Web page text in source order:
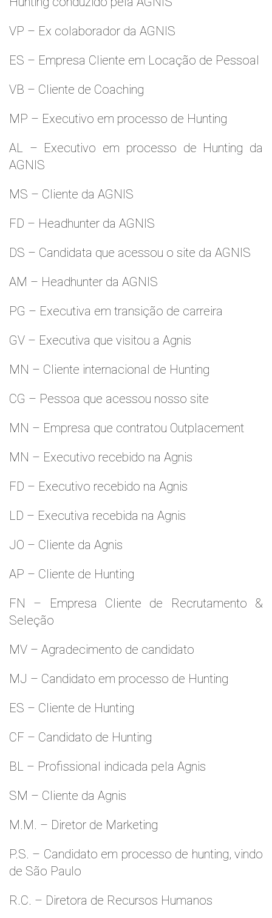
VP – Ex colaborador da AGNIS
ES – Empresa Cliente em Locação de Pessoal
VB – Cliente de Coaching
MP – Executivo em processo de Hunting
AL – Executivo em processo de Hunting da
AGNIS
MS – Cliente da AGNIS
FD – Headhunter da AGNIS
DS – Candidata que acessou o site da AGNIS
AM – Headhunter da AGNIS
PG – Executiva em transição de carreira
GV – Executiva que visitou a Agnis
MN – Cliente internacional de Hunting
CG – Pessoa que acessou nosso site
MN – Empresa que contratou Outplacement
MN – Executivo recebido na Agnis
FD – Executivo recebido na Agnis
LD – Executiva recebida na Agnis
JO – Cliente da Agnis
AP – Cliente de Hunting
FN – Empresa Cliente de Recrutamento &
Seleção
MV – Agradecimento de candidato
MJ – Candidato em processo de Hunting
ES – Cliente de Hunting
CF – Candidato de Hunting
BL – Profissional indicada pela Agnis
SM – Cliente da Agnis
M.M. – Diretor de Marketing
P.S. – Candidato em processo de hunting, vindo
de São Paulo
R.C. – Diretora de Recursos Humanos